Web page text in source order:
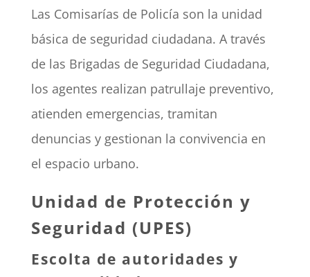
Las Comisarías de Policía son la unidad
básica de seguridad ciudadana. A través
de las Brigadas de Seguridad Ciudadana,
los agentes realizan patrullaje preventivo,
atienden emergencias, tramitan
denuncias y gestionan la convivencia en
el espacio urbano.
Unidad de Protección y
Seguridad (UPES)
Escolta de autoridades y